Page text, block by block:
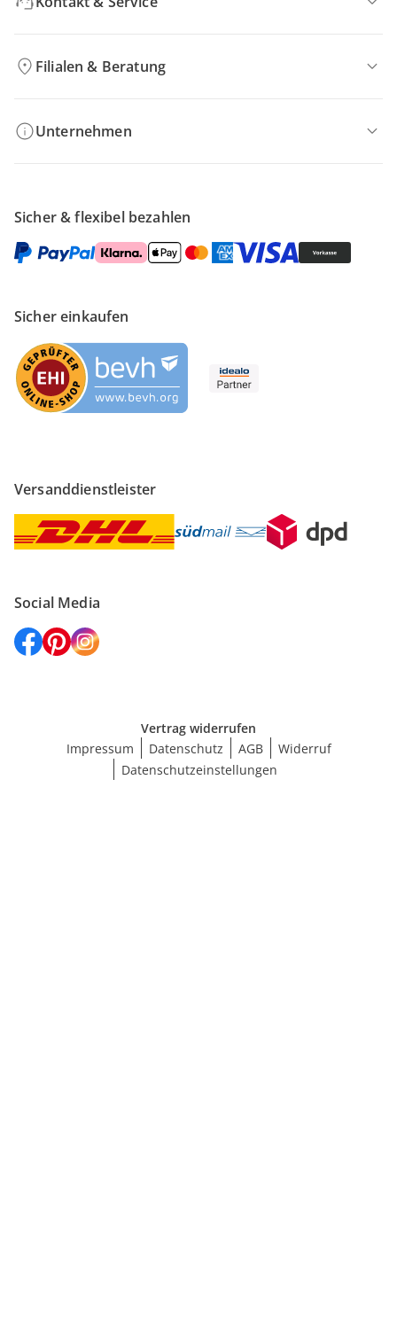
Filialen & Beratung
Unternehmen
Sicher & flexibel bezahlen
Sicher einkaufen
Versanddienstleister
Social Media
Vertrag widerrufen
Impressum
Datenschutz AGB
Widerruf
Datenschutzeinstellungen